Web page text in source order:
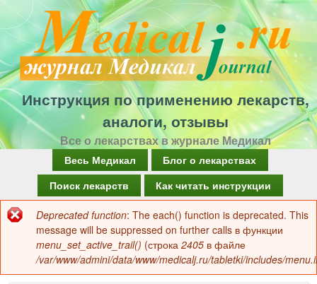
Перейти
к
основному
содержанию
Инструкция по применению лекарств,
аналоги, отзывы
Все о лекарствах в журнале Медикал
а
в
о
Весь Медикал
Блог о лекарствах
Поиск лекарств
Как читать инструкции
Сообщение
об
ошибке
Deprecated function: The each() function is deprecated. This
message will be suppressed on further calls в функции
menu_set_active_trail() (строка 2405 в файле
/var/www/admini/data/www/medicalj.ru/tabletki/includes/